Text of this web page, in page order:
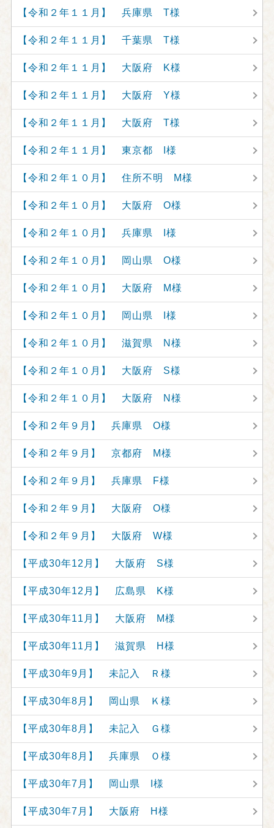
【令和２年１１月】 兵庫県 T様
【令和２年１１月】 千葉県 T様
【令和２年１１月】 大阪府 K様
【令和２年１１月】 大阪府 Y様
【令和２年１１月】 大阪府 T様
【令和２年１１月】 東京都 I様
【令和２年１０月】 住所不明 M様
【令和２年１０月】 大阪府 O様
【令和２年１０月】 兵庫県 I様
【令和２年１０月】 岡山県 O様
【令和２年１０月】 大阪府 M様
【令和２年１０月】 岡山県 I様
【令和２年１０月】 滋賀県 N様
【令和２年１０月】 大阪府 S様
【令和２年１０月】 大阪府 N様
【令和２年９月】 兵庫県 O様
【令和２年９月】 京都府 M様
【令和２年９月】 兵庫県 F様
【令和２年９月】 大阪府 O様
【令和２年９月】 大阪府 W様
【平成30年12月】 大阪府 S様
【平成30年12月】 広島県 K様
【平成30年11月】 大阪府 M様
【平成30年11月】 滋賀県 H様
【平成30年9月】 未記入 Ｒ様
【平成30年8月】 岡山県 Ｋ様
【平成30年8月】 未記入 Ｇ様
【平成30年8月】 兵庫県 Ｏ様
【平成30年7月】 岡山県 I様
【平成30年7月】 大阪府 H様